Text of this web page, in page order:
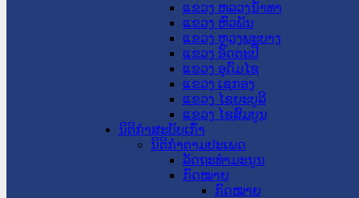
ແຂວງ ຫລວງນໍ້າທາ
ແຂວງ ຫົວພັນ
ແຂວງ ຫຼວງພະບາງ
ແຂວງ ອັດຕະປື
ແຂວງ ອຸດົມໄຊ
ແຂວງ ເຊກອງ
ແຂວງ ໄຊຍະບູລີ
ແຂວງ ໄຊສົມບູນ
ນິຕິກໍາສະບັບເກົ່າ
ນິຕິກຳຕາມປະເພດ
ລັດຖະທໍາມະນູນ
ກົດໝາຍ
ກົດໝາຍ